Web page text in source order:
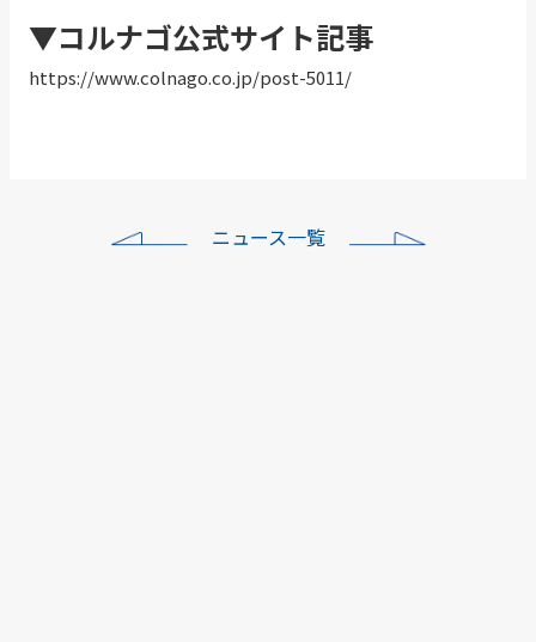
▼コルナゴ公式サイト記事
https://www.colnago.co.jp/post-5011/
ニュース一覧